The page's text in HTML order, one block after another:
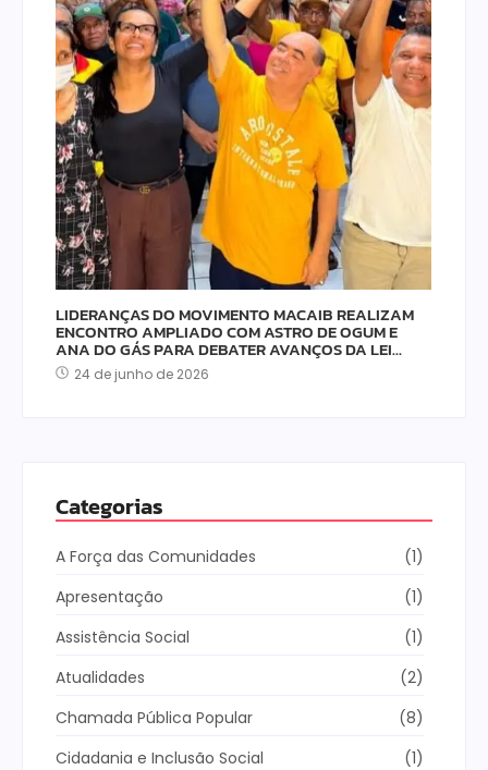
LIDERANÇAS DO MOVIMENTO MACAIB REALIZAM
ENCONTRO AMPLIADO COM ASTRO DE OGUM E
ANA DO GÁS PARA DEBATER AVANÇOS DA LEI…
24 de junho de 2026
Categorias
A Força das Comunidades
(1)
Apresentação
(1)
Assistência Social
(1)
Atualidades
(2)
Chamada Pública Popular
(8)
Cidadania e Inclusão Social
(1)